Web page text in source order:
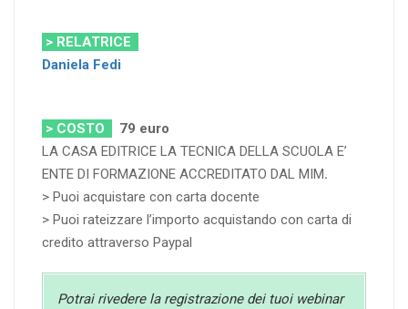
> RELATRICE
Daniela Fedi
> COSTO 79 euro
LA CASA EDITRICE LA TECNICA DELLA SCUOLA E’
ENTE DI FORMAZIONE ACCREDITATO DAL MIM.
> Puoi acquistare con carta docente
> Puoi rateizzare l’importo acquistando con carta di
credito attraverso Paypal
Potrai rivedere la registrazione dei tuoi webinar